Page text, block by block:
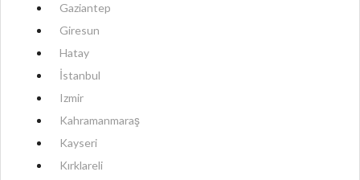
Gaziantep
Giresun
Hatay
İstanbul
Izmir
Kahramanmaraş
Kayseri
Kırklareli